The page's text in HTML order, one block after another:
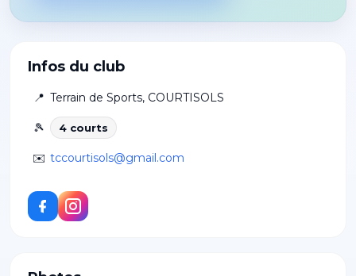
Infos du club
📍 Terrain de Sports, COURTISOLS
🎾 4 courts
✉️ tccourtisols@gmail.com